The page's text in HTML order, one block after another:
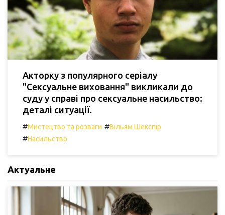
Акторку з популярного серіалу
"Сексуальне виховання" викликали до
суду у справі про сексуальне насильство:
деталі ситуації.
#Мистецтво та розваги #Вільям Шекспір
#Насильство
Актуальне